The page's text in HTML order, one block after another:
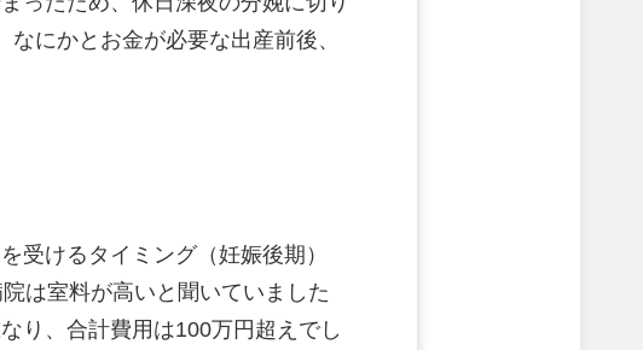
にかとお金が必要な出産前後、
受けるタイミング（妊娠後期）
は室料が高いと聞いていました
り、合計費用は100万円超えでし